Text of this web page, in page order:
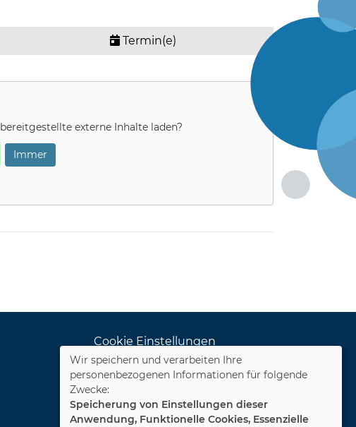
Termin(e)
bereitgestellte externe Inhalte laden?
Immer
Cookie Einstellungen
Dozenten-Login
WIDERRUFSFORMULAR
Wir speichern und verarbeiten Ihre
personenbezogenen Informationen für folgende
Zwecke:
Speicherung von Einstellungen dieser
Anwendung, Funktionelle Cookies, Essenzielle